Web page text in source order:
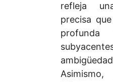
refleja
precisa